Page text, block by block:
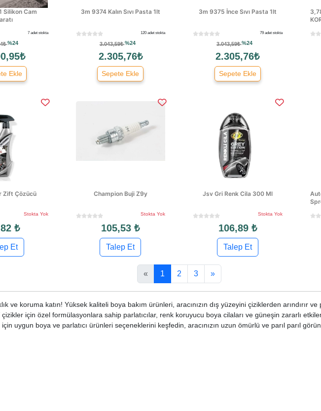
Silikon Cam
7 adet stokta
%24
Ekle
3m 9374 Kalın Sıvı Pasta 1lt
120 adet stokta
3.043,59₺%24
2.305,76₺
Sepete Ekle
3m 9375 İnce Sıvı Pasta 1lt
79 adet stokta
3.043,59₺%24
2.305,76₺
Sepete Ekle
Zift Çözücü
Stokta Yok
₺
Et
Champion Buji Z9y
Stokta Yok
105,53 ₺
Talep Et
Jsv Gri Renk Cila 300 Ml
Stokta Yok
106,89 ₺
Talep Et
« 1 2 3 »
ve koruma katın! Yüksek kaliteli boya bakım ürünleri, aracınızın dış yüzeyini çiziklerden arındırır
çizikler için özel formülasyonlara sahip parlatıcılar, renk koruyucu boya cilaları ve güneşin zararlı
uygun boya ve parlatıcı ürünleri seçeneklerini keşfedin, aracınızın uzun ömürlü ve parıl parıl